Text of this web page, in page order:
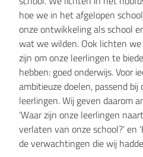
hoe we in het afgelopen
onze ontwikkeling als school
wat we wilden. Ook lichten
zijn om onze leerlingen te
hebben: goed onderwijs. Voor
ambitieuze doelen, passend
leerlingen. Wij geven daarom
‘Waar zijn onze leerlingen
verlaten van onze school?’ en
de verwachtingen die wij